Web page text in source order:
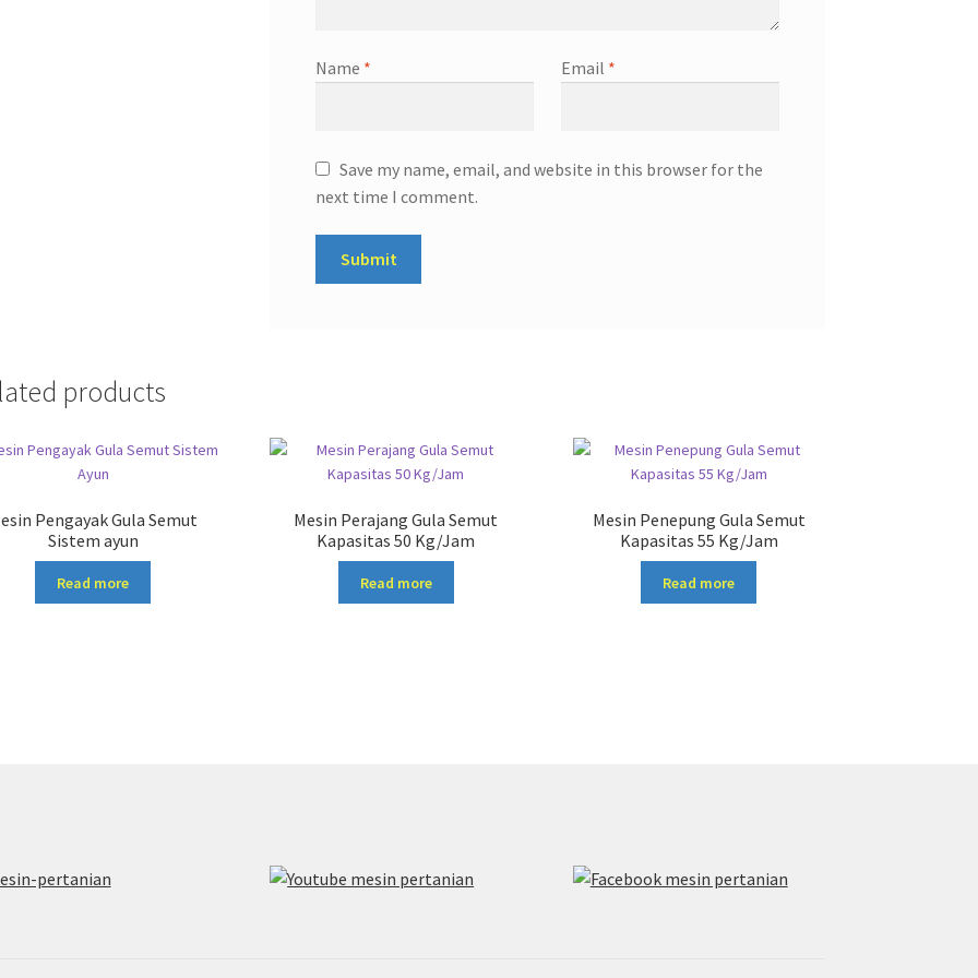
Name * Email *
Save my name, email, and website in this browser for the
next time I comment.
products
Pengayak Gula Semut
Sistem ayun
Read more
Mesin Perajang Gula Semut
Kapasitas 50 Kg/Jam
Read more
Mesin Penepung Gula Semut
Kapasitas 55 Kg/Jam
Read more